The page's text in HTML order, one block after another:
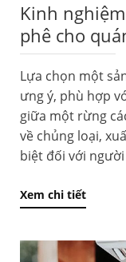
Kinh
phê cho
Lựa chọn một
ưng ý, phù hợp
giữa một rừng
về chủng loại,
biệt đối với
Xem chi tiết